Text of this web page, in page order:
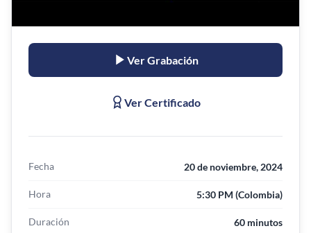
Ver Grabación
Ver Certificado
Fecha 20 de noviembre, 2024
Hora 5:30 PM (Colombia)
Duración 60 minutos